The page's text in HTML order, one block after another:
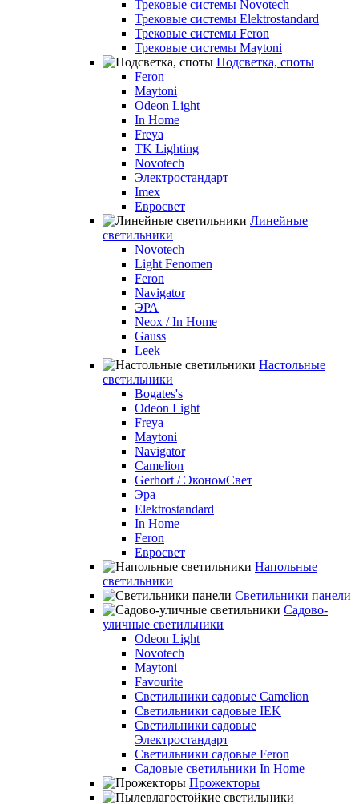
Трековые системы Novotech
Трековые системы Elektrostandard
Трековые системы Feron
Трековые системы Maytoni
Подсветка, споты
Feron
Maytoni
Odeon Light
In Home
Freya
TK Lighting
Novotech
Электростандарт
Imex
Евросвет
Линейные
светильники
Novotech
Light Fenomen
Feron
Navigator
ЭРА
Neox / In Home
Gauss
Leek
Настольные
светильники
Bogates's
Odeon Light
Freya
Maytoni
Navigator
Camelion
Gerhort / ЭкономСвет
Эра
Elektrostandard
In Home
Feron
Евросвет
Напольные
светильники
Светильники панели
Садово-
уличные светильники
Odeon Light
Novotech
Maytoni
Favourite
Светильники садовые Camelion
Светильники садовые IEK
Светильники садовые
Электростандарт
Светильники садовые Feron
Садовые светильники In Home
Прожекторы